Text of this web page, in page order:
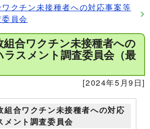
クチン未接種者への対応事案等
員会
組合ワクチン未接種者への
ラスメント調査委員会（最
[2024年5月9日]
組合ワクチン未接種者への対応
メント調査委員会